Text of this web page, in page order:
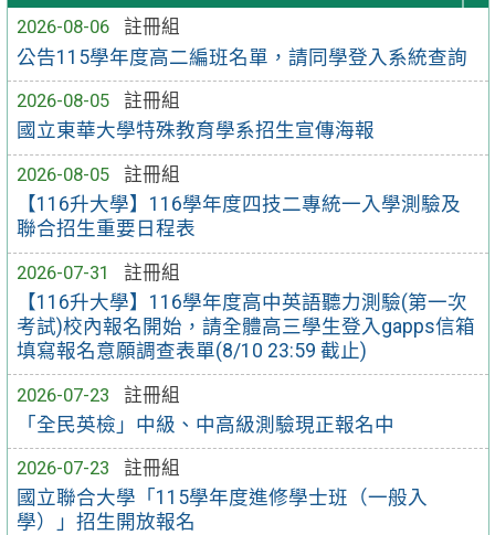
2026-08-06
註冊組
公告115學年度高二編班名單，請同學登入系統查詢
2026-08-05
註冊組
國立東華大學特殊教育學系招生宣傳海報
2026-08-05
註冊組
【116升大學】116學年度四技二專統一入學測驗及
聯合招生重要日程表
2026-07-31
註冊組
【116升大學】116學年度高中英語聽力測驗(第一次
考試)校內報名開始，請全體高三學生登入gapps信箱
填寫報名意願調查表單(8/10 23:59 截止)
2026-07-23
註冊組
「全民英檢」中級、中高級測驗現正報名中
2026-07-23
註冊組
國立聯合大學「115學年度進修學士班（一般入
學）」招生開放報名